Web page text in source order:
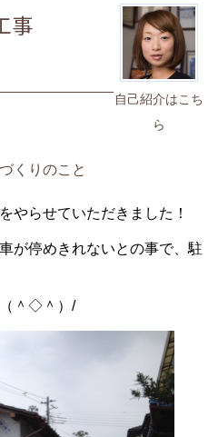
自己紹介はこち
ら
事
くりのこと
やらせていただきました！
が停めきれないとの事で、駐
＾◇＾）/